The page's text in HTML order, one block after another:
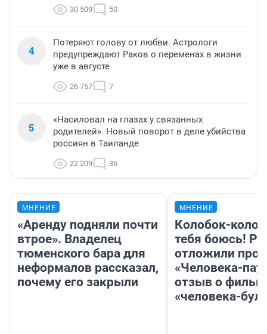
30 509 50
4
Потеряют голову от любви. Астрологи
предупреждают Раков о переменах в жизни
уже в августе
26 757 7
5
«Насиловал на глазах у связанных
родителей». Новый поворот в деле убийства
россиян в Таиланде
22 209 36
МНЕНИЕ
«Аренду подняли почти
втрое». Владелец
тюменского бара для
неформалов рассказал,
почему его закрыли
МНЕНИЕ
Колобок-
тебя боюсь!
отложили
«Человека-
отзыв о
«человека-